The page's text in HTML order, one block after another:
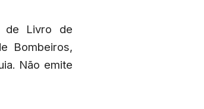
de Livro de
Bombeiros,
Não emite